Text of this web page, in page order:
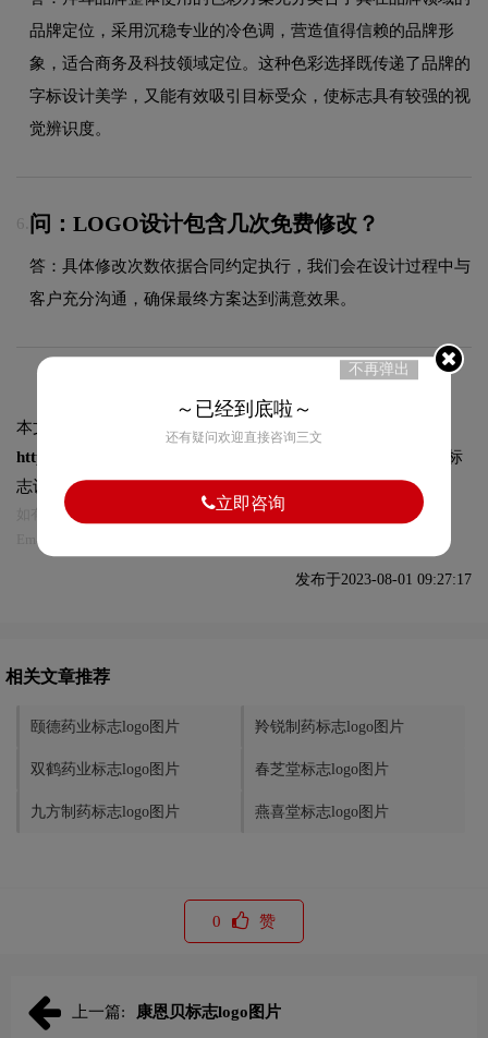
品牌定位，采用沉稳专业的冷色调，营造值得信赖的品牌形
象，适合商务及科技领域定位。这种色彩选择既传递了品牌的
字标设计美学，又能有效吸引目标受众，使标志具有较强的视
觉辨识度。
6. 问：LOGO设计包含几次免费修改？
答：具体修改次数依据合同约定执行，我们会在设计过程中与
客户充分沟通，确保最终方案达到满意效果。
本文标题和链接
拜耳标志logo图片:
https://logo9.net/works/11338.html
转载时请注明出处为诗宸标
志设计及本链接!
如有内容侵犯您的合法权益，请及时与我们联系
Email:75696531@qq.com，我们将第一时间安排删除。
发布于2023-08-01 09:27:17
相关文章推荐
颐德药业标志logo图片 羚锐制药标志logo图片
双鹤药业标志logo图片 春芝堂标志logo图片
九方制药标志logo图片 燕喜堂标志logo图片
0 赞
上一篇: 康恩贝标志logo图片
不再弹出
～已经到底啦～
还有疑问欢迎直接咨询三文
立即咨询